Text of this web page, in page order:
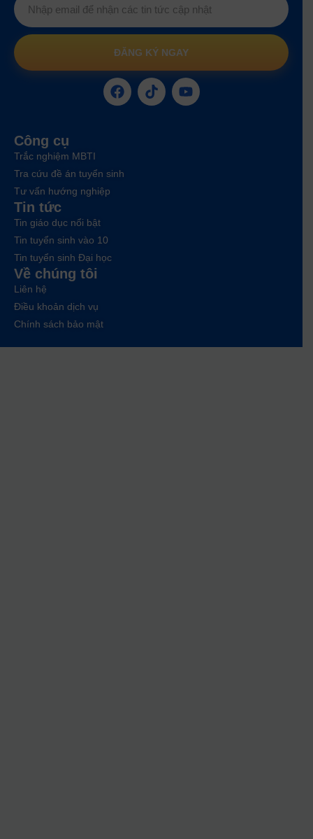
ĐĂNG KÝ NGAY
Công cụ
Trắc nghiệm MBTI
Tra cứu đề án tuyển sinh
Tư vấn hướng nghiệp
Tin tức
Tin giáo dục nổi bật
Tin tuyển sinh vào 10
Tin tuyển sinh Đại học
Về chúng tôi
Liên hệ
Điều khoản dịch vụ
Chính sách bảo mật